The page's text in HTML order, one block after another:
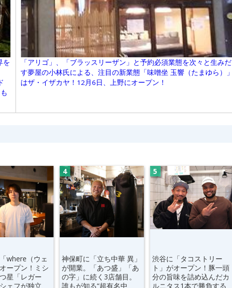
を
「アリゴ」、「ブラッスリーザン」と予約必須業態を次々と生みだ
す夢屋の小林氏による、注目の新業態「味噌坐 玉響（たまゆら）」
はザ・イザカヤ！12月6日、上野にオープン！
where（ウェ
ープン！ミシ
星「レガー
ェフが独立、
神保町に「立ち中華 異」
が開業。「あつ盛」「あ
の字」に続く3店舗目。
誰もが知る“超有名中
渋谷に「タコストリー
ト」がオープン！豚一頭
分の旨味を詰め込んだカ
ルニタス1本で勝負する